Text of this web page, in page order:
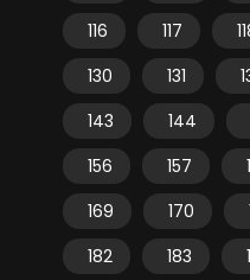
116
117
130
131
143
144
156
157
169
170
182
183